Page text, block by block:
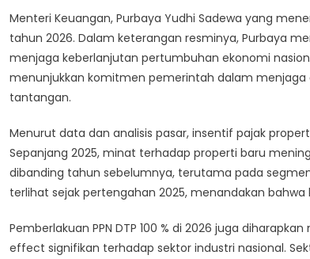
Menteri Keuangan, Purbaya Yudhi Sadewa yang
tahun 2026. Dalam keterangan resminya, Purbaya
menjaga keberlanjutan pertumbuhan ekonomi
menunjukkan komitmen pemerintah dalam
tantangan.
Menurut data dan analisis pasar, insentif pajak
Sepanjang 2025, minat terhadap properti baru
dibanding tahun sebelumnya, terutama pada
terlihat sejak pertengahan 2025, menandakan
Pemberlakuan PPN DTP 100 % di 2026 juga
effect signifikan terhadap sektor industri nasional.